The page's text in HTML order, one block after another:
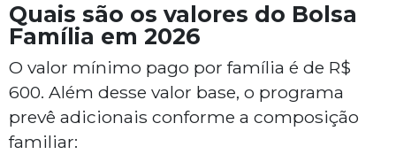
Quais são os valores do Bolsa
Família em 2026
O valor mínimo pago por família é de R$
600. Além desse valor base, o programa
prevê adicionais conforme a composição
familiar: